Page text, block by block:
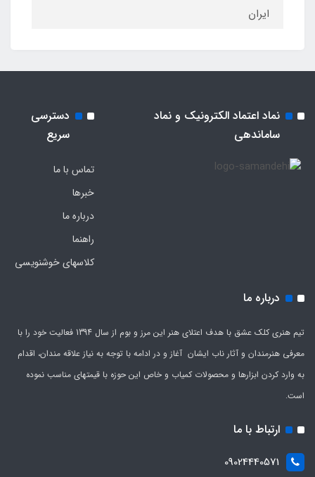
ایران
نماد اعتماد الکترونیک و نماد
ساماندهی
دسترسی
سریع
تماس با ما
خبرها
درباره ما
راهنما
کلاسهای خوشنویسی
درباره ما
تیم هنری کلک عشق با هدف اعتلای هنر این مرز و بوم از سال 1394 فعالیت خود را با
معرفی هنرمندان و آثار ناب ایشان آغاز و در ادامه با توجه به نیاز علاقه مندان، اقدام
به وارد کردن ابزارها و محصولات کمیاب و خاص این حوزه با قیمتهای مناسب نموده
است.
ارتباط با ما
09024440571